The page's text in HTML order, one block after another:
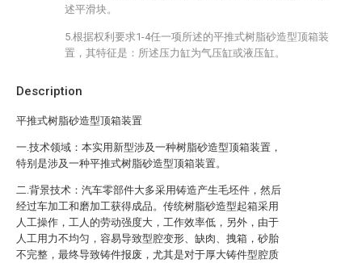
Description
平推式树脂砂造型顶箱装置
一.技术领域：本实用新型涉及一种树脂砂造型顶箱装置，
特别是涉及一种平推式树脂砂造型顶箱装置。
二.背景技术：汽车零部件大多采用铸造产生毛坯件，然后
经过车加工和磨加工获得成品。传统树脂砂造型起箱采用
人工操作，工人的劳动强度大，工作效率低，另外，由于
人工用力不均匀，容易导致型腔变形、缺肉、拽箱，砂胎
不完整，最终导致铸件报废，尤其是对于厚大铸件型腔质
述平滑块。
5.根据权利要求1-4任一项所述的平推式树脂砂造型顶箱装
置，其特征是：所述压力缸为气压缸或液压缸。